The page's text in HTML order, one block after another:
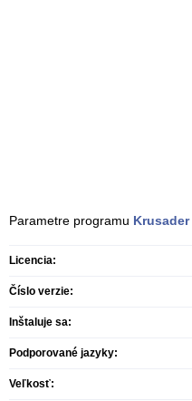
Parametre programu Krusader
Licencia:
Číslo verzie:
Inštaluje sa:
Podporované jazyky:
Veľkosť: